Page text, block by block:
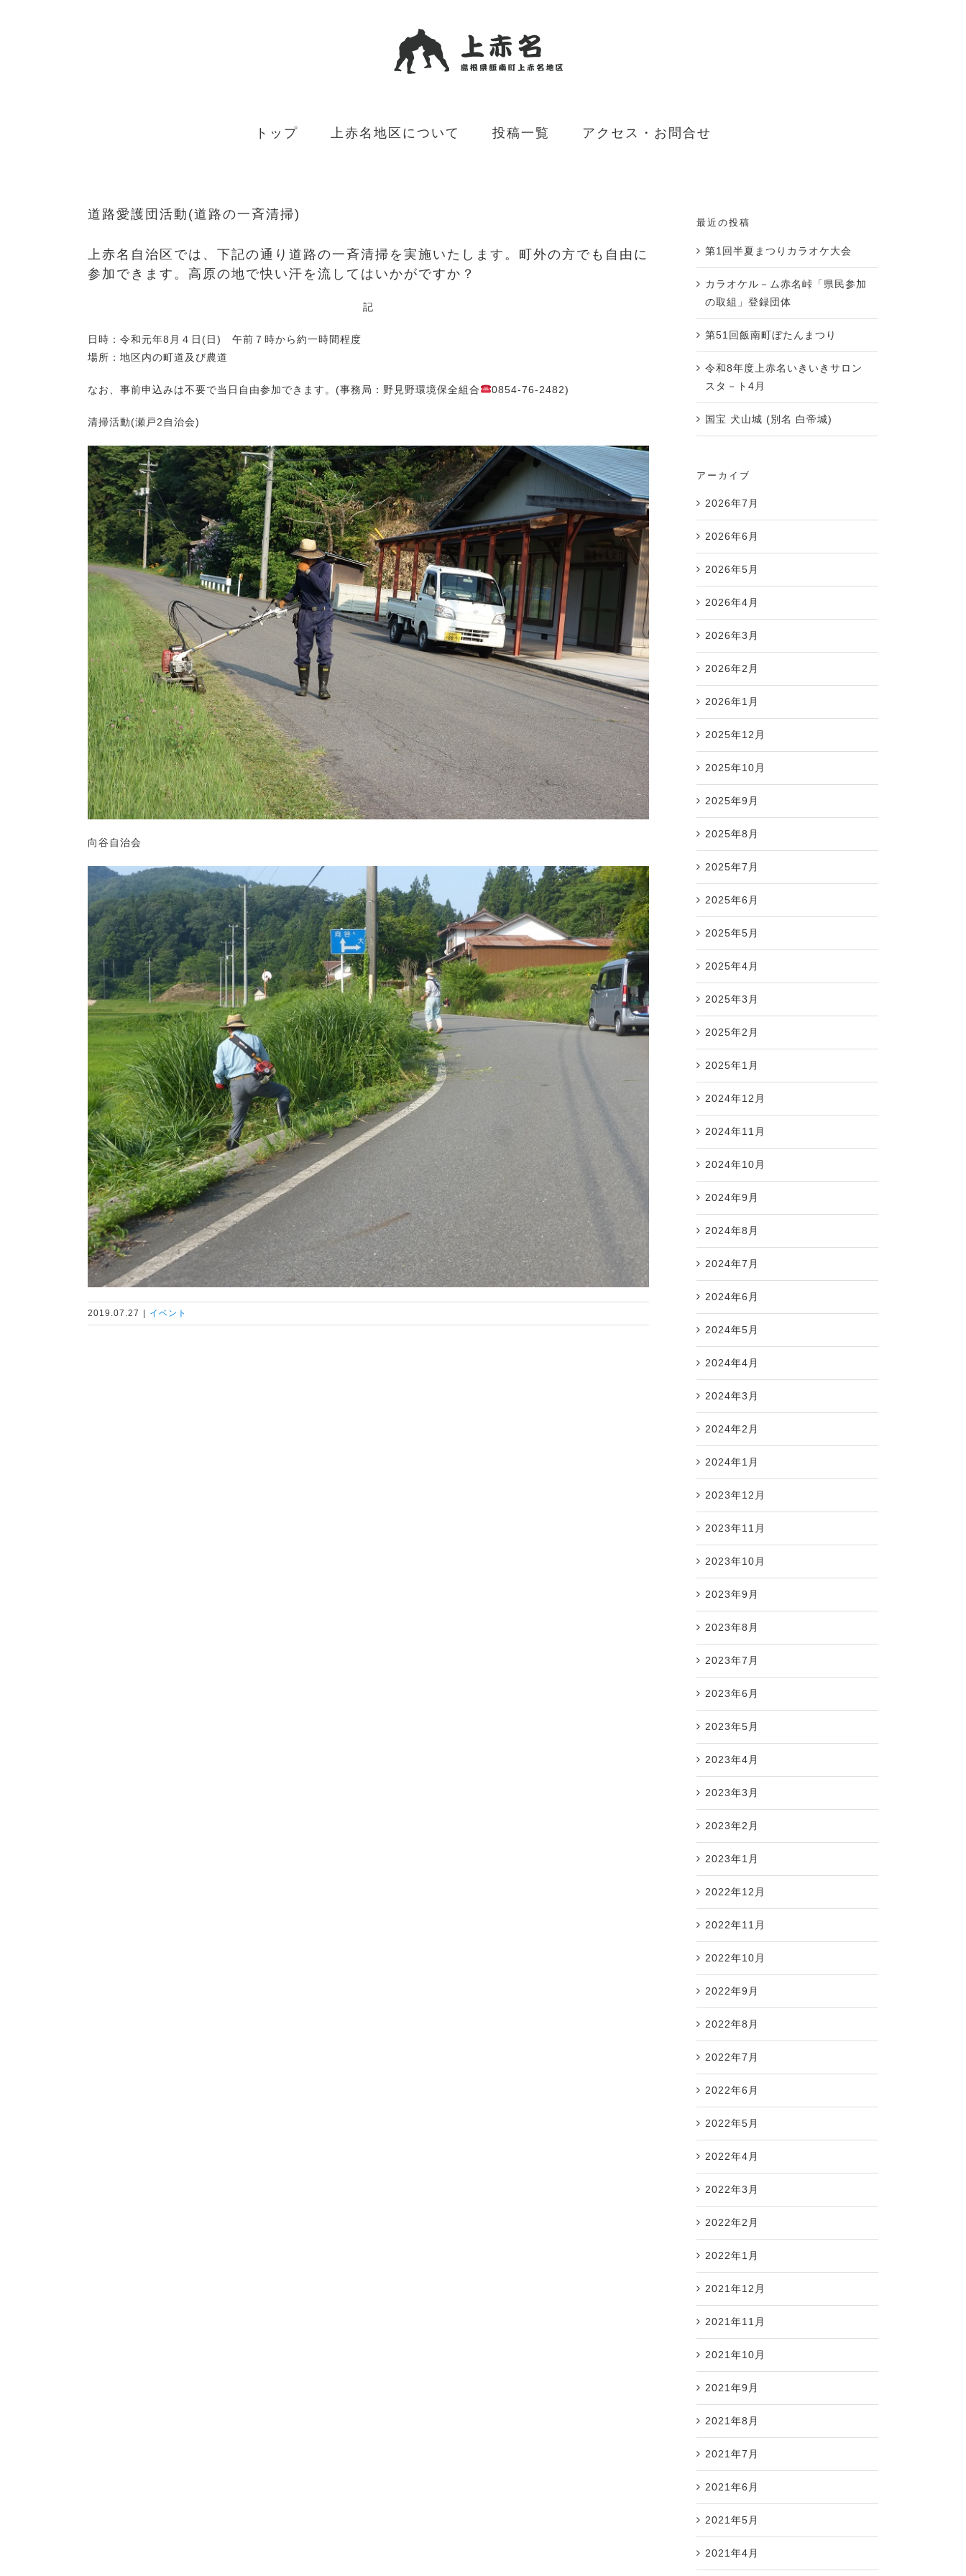
トップ 上赤名地区について 投稿一覧 アクセス・お問合せ
道路愛護団活動(道路の一斉清掃)
上赤名自治区では、下記の通り道路の一斉清掃を実施いたします。町外の方でも自由に
参加できます。高原の地で快い汗を流してはいかがですか？
記
日時：令和元年8月４日(日) 午前７時から約一時間程度
場所：地区内の町道及び農道
なお、事前申込みは不要で当日自由参加できます。(事務局：野見野環境保全組合 0854-76-2482)
清掃活動(瀬戸2自治会)
向谷自治会
2019.07.27 | イベント
最近の投稿
第1回半夏まつりカラオケ大会
カラオケル－ム赤名峠「県民参加
の取組」登録団体
第51回飯南町ぼたんまつり
令和8年度上赤名いきいきサロン
スタ－ト4月
国宝 犬山城 (別名 白帝城)
アーカイブ
2026年7月
2026年6月
2026年5月
2026年4月
2026年3月
2026年2月
2026年1月
2025年12月
2025年10月
2025年9月
2025年8月
2025年7月
2025年6月
2025年5月
2025年4月
2025年3月
2025年2月
2025年1月
2024年12月
2024年11月
2024年10月
2024年9月
2024年8月
2024年7月
2024年6月
2024年5月
2024年4月
2024年3月
2024年2月
2024年1月
2023年12月
2023年11月
2023年10月
2023年9月
2023年8月
2023年7月
2023年6月
2023年5月
2023年4月
2023年3月
2023年2月
2023年1月
2022年12月
2022年11月
2022年10月
2022年9月
2022年8月
2022年7月
2022年6月
2022年5月
2022年4月
2022年3月
2022年2月
2022年1月
2021年12月
2021年11月
2021年10月
2021年9月
2021年8月
2021年7月
2021年6月
2021年5月
2021年4月